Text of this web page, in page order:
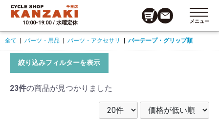
10:00-19:00 / 水曜定休 メニュー
全て パーツ・用品 パーツ・アクセサリ バーテープ・グリップ類
絞り込みフィルターを表示
23件の商品が見つかりました